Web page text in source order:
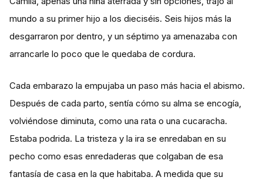
mundo a su primer hijo a los dieciséis. Seis hijos más la
desgarraron por dentro, y un séptimo ya amenazaba con
arrancarle lo poco que le quedaba de cordura.
Cada embarazo la empujaba un paso más hacia el abismo.
Después de cada parto, sentía cómo su alma se encogía,
volviéndose diminuta, como una rata o una cucaracha.
Estaba podrida. La tristeza y la ira se enredaban en su
pecho como esas enredaderas que colgaban de esa
fantasía de casa en la que habitaba. A medida que su